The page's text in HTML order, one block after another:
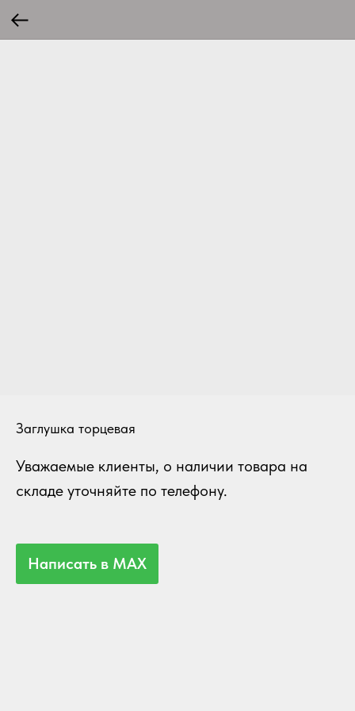
Заглушка торцевая
Уважаемые клиенты, о наличии товара на
складе уточняйте по телефону.
Написать в MAX